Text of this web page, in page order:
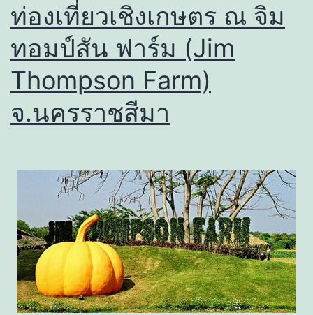
ท่องเที่ยวเชิงเกษตร ณ จิม
ทอมป์สัน ฟาร์ม (Jim
Thompson Farm)
จ.นครราชสีมา